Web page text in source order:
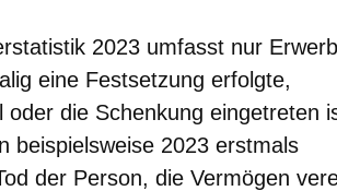
2023 umfasst nur
eine Festsetzung erfolgte,
die Schenkung eingetreten
beispielsweise 2023 erstmals
der Person, die Vermögen